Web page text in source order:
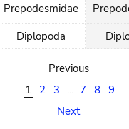
Prepodesmidae
Diplopoda
Previous
1
2 3 ... 7 8 9
Next